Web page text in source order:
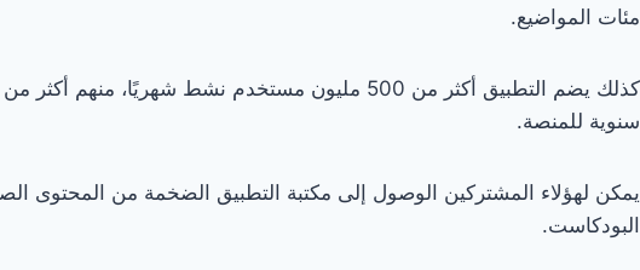
مئات المواضيع.
سنوية للمنصة.
يمكن لهؤلاء المشتركين الوصول إلى مكتبة التطبيق الضخمة من المحتوى
البودكاست.